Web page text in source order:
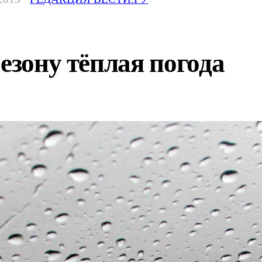
тёплая погода